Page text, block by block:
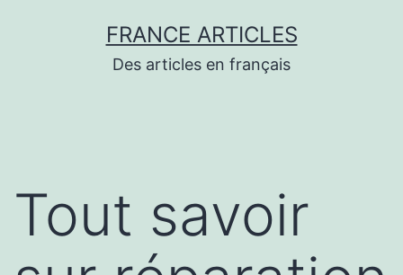
FRANCE ARTICLES
Des articles en français
Tout savoir